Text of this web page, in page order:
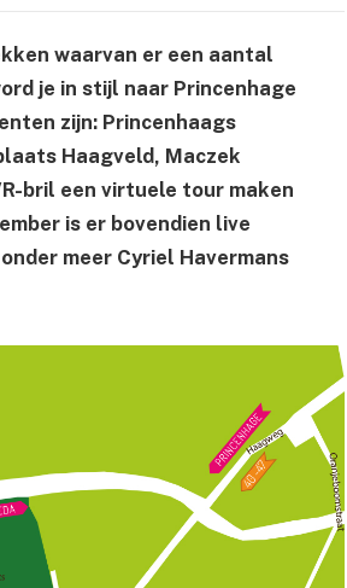
waarvan er een aantal
je in stijl naar Princenhage
zijn: Princenhaags
Haagveld, Maczek
bril een virtuele tour maken
is er bovendien live
meer Cyriel Havermans